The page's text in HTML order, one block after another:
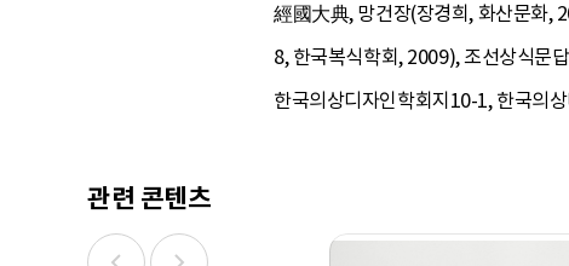
經國大典, 망건장(장경희, 화산문화,
8, 한국복식학회, 2009), 조선상식문
한국의상디자인학회지10-1, 한국의
관련 콘텐츠